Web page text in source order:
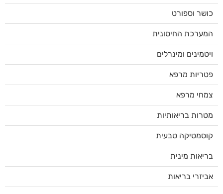
כושר וספורט
המערכת החיסונית
ויטמינים ומינרלים
פטריות מרפא
צמחי מרפא
מטרות בריאותיות
קוסמטיקה טבעית
בריאות מינית
אביזרי בריאות